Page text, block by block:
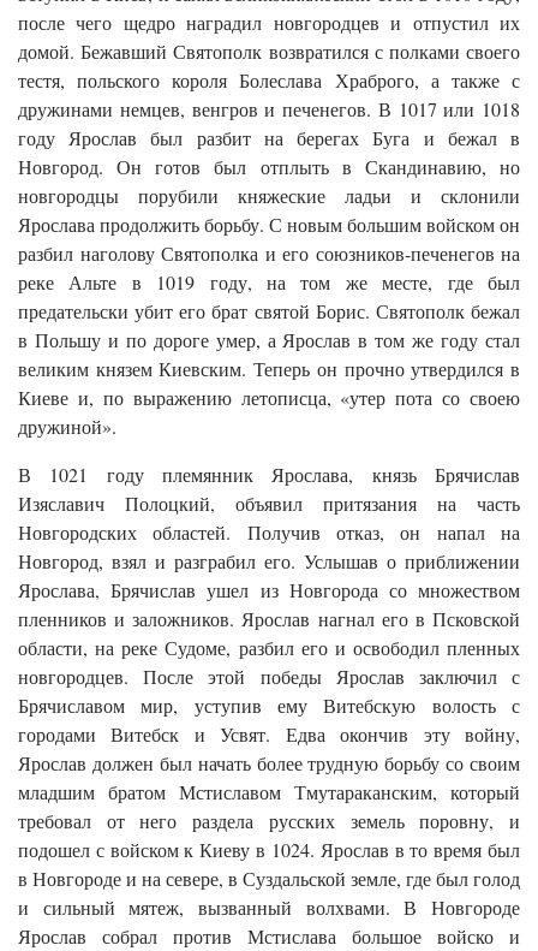
после чего щедро наградил новгородцев и отпустил их
домой. Бежавший Святополк возвратился с полками своего
тестя, польского короля Болеслава Храброго, а также с
дружинами немцев, венгров и печенегов. В 1017 или 1018
году Ярослав был разбит на берегах Буга и бежал в
Новгород. Он готов был отплыть в Скандинавию, но
новгородцы порубили княжеские ладьи и склонили
Ярослава продолжить борьбу. С новым большим войском он
разбил наголову Святополка и его союзников-печенегов на
реке Альте в 1019 году, на том же месте, где был
предательски убит его брат святой Борис. Святополк бежал
в Польшу и по дороге умер, а Ярослав в том же году стал
великим князем Киевским. Теперь он прочно утвердился в
Киеве и, по выражению летописца, «утер пота со своею
дружиной».
В 1021 году племянник Ярослава, князь Брячислав
Изяславич Полоцкий, объявил притязания на часть
Новгородских областей. Получив отказ, он напал на
Новгород, взял и разграбил его. Услышав о приближении
Ярослава, Брячислав ушел из Новгорода со множеством
пленников и заложников. Ярослав нагнал его в Псковской
области, на реке Судоме, разбил его и освободил пленных
новгородцев. После этой победы Ярослав заключил с
Брячиславом мир, уступив ему Витебскую волость с
городами Витебск и Усвят. Едва окончив эту войну,
Ярослав должен был начать более трудную борьбу со своим
младшим братом Мстиславом Тмутараканским, который
требовал от него раздела русских земель поровну, и
подошел с войском к Киеву в 1024. Ярослав в то время был
в Новгороде и на севере, в Суздальской земле, где был голод
и сильный мятеж, вызванный волхвами. В Новгороде
Ярослав собрал против Мстислава большое войско и